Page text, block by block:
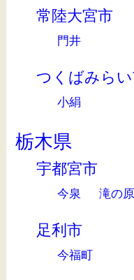
常陸大宮市
門井
つくばみら
小絹
栃木県
宇都宮市
今泉 滝の原
足利市
今福町